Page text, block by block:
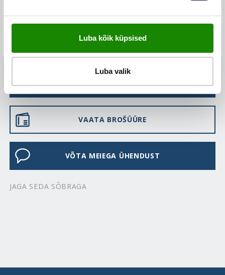
Luba kõik küpsised
Luba valik
TEHNILINE KIRJELDUS
LEIA EDASIMÜÜJA
VAATA BROŠÜÜRE
VÕTA MEIEGA ÜHENDUST
JAGA SEDA SÕBRAGA